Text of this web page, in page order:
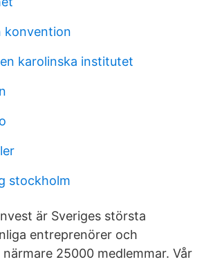
konvention
karolinska institutet
stockholm
är Sveriges största
entreprenörer och
25000 medlemmar. Vår